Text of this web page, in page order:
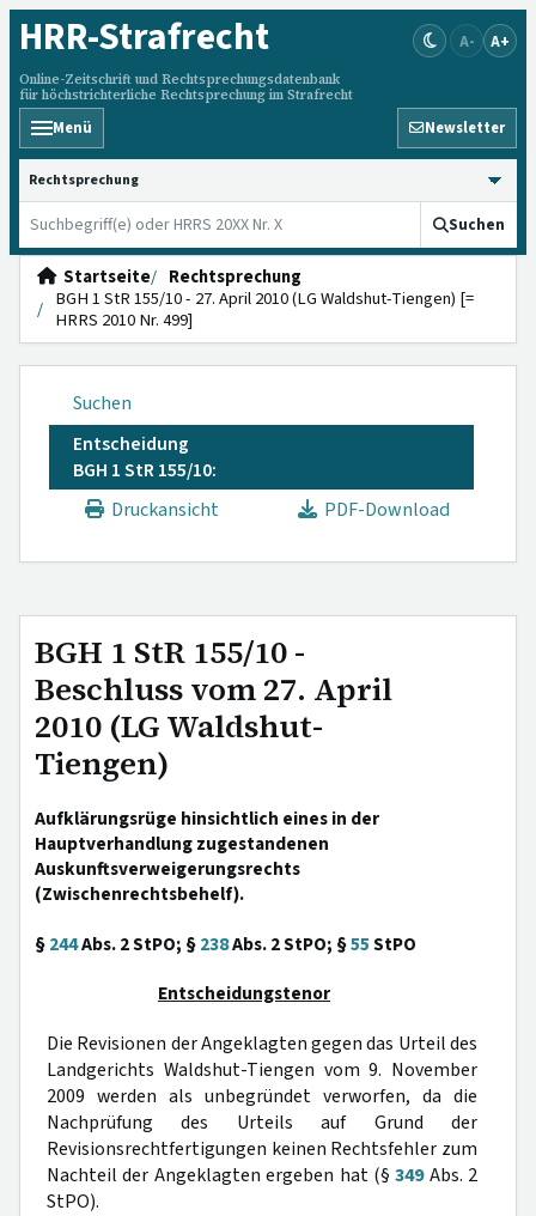
HRR-Strafrecht
Online-Zeitschrift und Rechtsprechungsdatenbank
für höchstrichterliche Rechtsprechung im Strafrecht
A- A+
Menü Newsletter
HRRS durchsuchen
Suchen
Startseite
Rechtsprechung
BGH 1 StR 155/10 - 27. April 2010 (LG Waldshut-Tiengen) [=
HRRS 2010 Nr. 499]
Suchen
Entscheidung
BGH 1 StR 155/10:
Druckansicht
PDF-Download
BGH 1 StR 155/10 -
Beschluss vom 27. April
2010 (LG Waldshut-
Tiengen)
Aufklärungsrüge hinsichtlich eines in der
Hauptverhandlung zugestandenen
Auskunftsverweigerungsrechts
(Zwischenrechtsbehelf).
§244Abs. 2 StPO; §238Abs. 2 StPO; §55StPO
Entscheidungstenor
Die Revisionen der Angeklagten gegen das Urteil des
Landgerichts Waldshut-Tiengen vom 9. November
2009 werden als unbegründet verworfen, da die
Nachprüfung des Urteils auf Grund der
Revisionsrechtfertigungen keinen Rechtsfehler zum
Nachteil der Angeklagten ergeben hat (§349Abs. 2
StPO).